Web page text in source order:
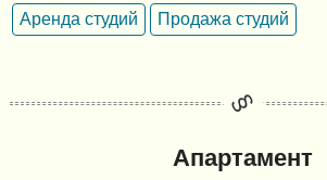
Аренда студий Продажа студий
Апартамент